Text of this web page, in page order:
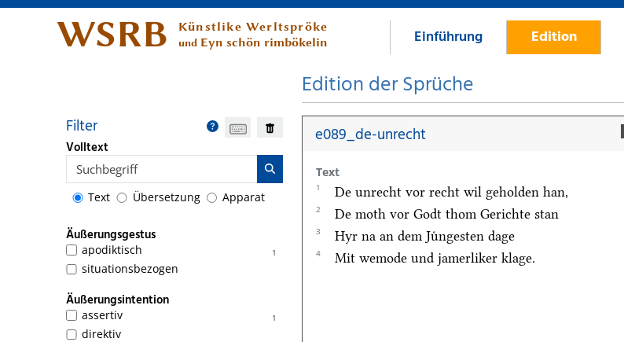
WSRB Künstlike Werltspröke
und Eyn schön rimbökelin Einführung Edition
Filter
Volltext
Text Übersetzung Apparat
Äußerungsgestus
1
apodiktisch
situationsbezogen
Äußerungsintention
1
assertiv
direktiv
Edition der Sprüche
e089_de-unrecht
Text
1 De unrecht vor recht wil geholden han,
2 De moth vor Godt thom Gerichte stan
3 Hyr na an dem Juͤngesten dage
4 Mit wemode und jamerliker klage.